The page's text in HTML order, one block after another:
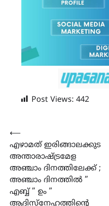
Post Views: 442
Post
navigation
⟵
എഴാമത് ഇരിങ്ങാലക്കുട
അന്താരാഷ്ട്രമേള
അഞ്ചാം ദിനത്തിലേക്ക് ;
അഞ്ചാം ദിനത്തിൽ ”
എബ്ബ് ” ഉം ”
ആദിസ്നേഹത്തിൻ്റെ